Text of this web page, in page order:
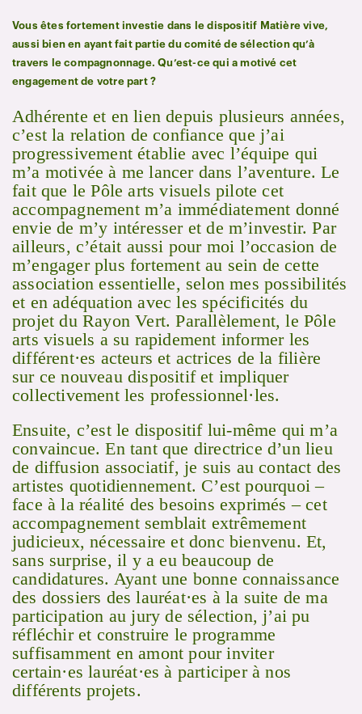
Vous êtes fortement investie dans le dispositif Matière vive,
aussi bien en ayant fait partie du comité de sélection qu’à
travers le compagnonnage. Qu’est-ce qui a motivé cet
engagement de votre part ?
Adhérente et en lien depuis plusieurs années,
c’est la relation de confiance que j’ai
progressivement établie avec l’équipe qui
m’a motivée à me lancer dans l’aventure. Le
fait que le Pôle arts visuels pilote cet
accompagnement m’a immédiatement donné
envie de m’y intéresser et de m’investir. Par
ailleurs, c’était aussi pour moi l’occasion de
m’engager plus fortement au sein de cette
association essentielle, selon mes possibilités
et en adéquation avec les spécificités du
projet du Rayon Vert. Parallèlement, le Pôle
arts visuels a su rapidement informer les
différent·es acteurs et actrices de la filière
sur ce nouveau dispositif et impliquer
collectivement les professionnel·les.
Ensuite, c’est le dispositif lui-même qui m’a
convaincue. En tant que directrice d’un lieu
de diffusion associatif, je suis au contact des
artistes quotidiennement. C’est pourquoi –
face à la réalité des besoins exprimés – cet
accompagnement semblait extrêmement
judicieux, nécessaire et donc bienvenu. Et,
sans surprise, il y a eu beaucoup de
candidatures. Ayant une bonne connaissance
des dossiers des lauréat·es à la suite de ma
participation au jury de sélection, j’ai pu
réfléchir et construire le programme
suffisamment en amont pour inviter
certain·es lauréat·es à participer à nos
différents projets.